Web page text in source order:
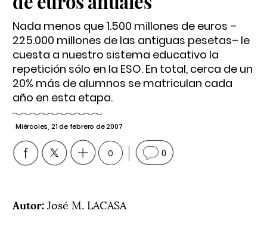
Nada menos que 1.500 millones de euros –
225.000 millones de las antiguas pesetas– le
cuesta a nuestro sistema educativo la
repetición sólo en la ESO. En total, cerca de un
20% más de alumnos se matriculan cada
año en esta etapa.
Miércoles, 21 de febrero de 2007
0 0
Autor:José M. LACASA